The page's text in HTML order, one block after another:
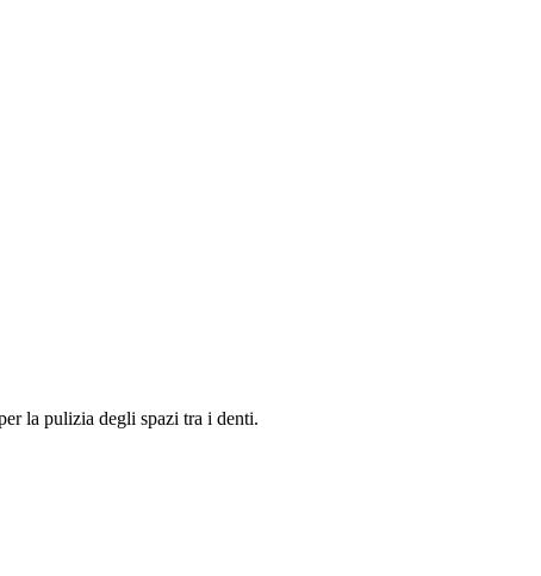
la pulizia degli spazi tra i denti.